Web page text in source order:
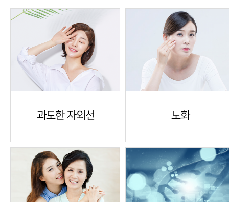
과도한 자외선 노화